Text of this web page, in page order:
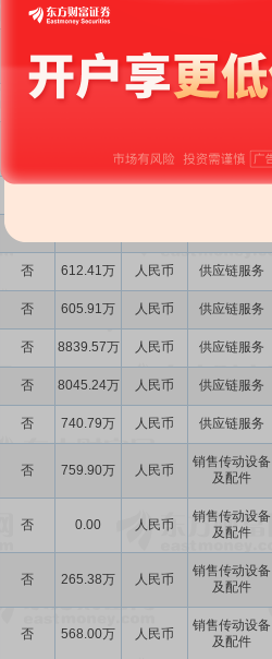
否 605.91万
否 557.13万 人民币 不动产租赁
否 2176.52万 人民币 供应链服务
及配件
否 612.41万 人民币 供应链服务
否 605.91万 人民币 供应链服务
否 8839.57万 人民币 供应链服务
否 8045.24万 人民币 供应链服务
否 740.79万 人民币 供应链服务
否 759.90万 人民币
销售传动设备
及配件
否 0.00 人民币
销售传动设备
及配件
否 265.38万 人民币
销售传动设备
及配件
否 568.00万 人民币
销售传动设备
及配件